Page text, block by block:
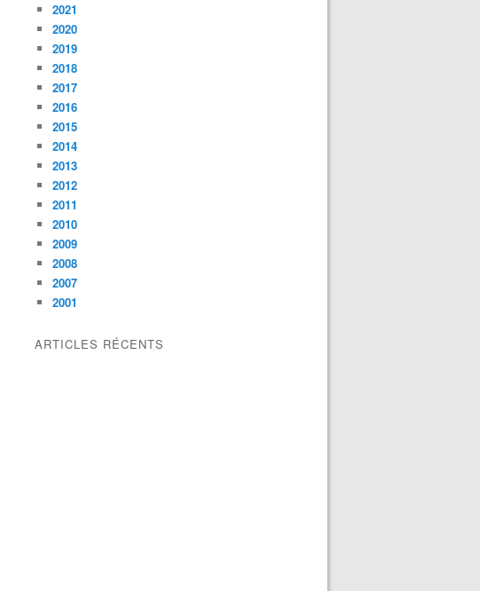
2021
2020
2019
2018
2017
2016
2015
2014
2013
2012
2011
2010
2009
2008
2007
2001
ARTICLES RÉCENTS